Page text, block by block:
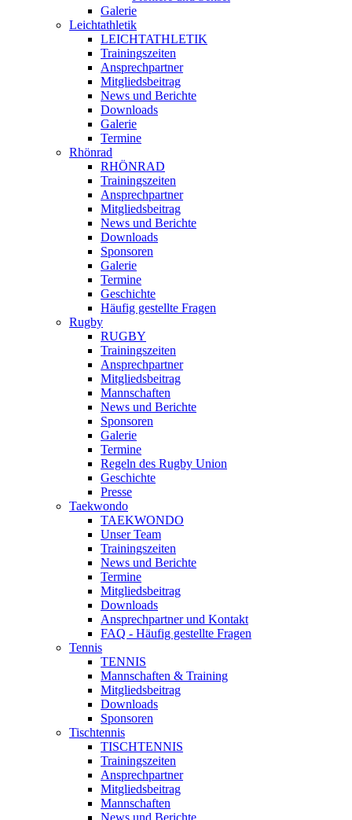
Galerie
Leichtathletik
LEICHTATHLETIK
Trainingszeiten
Ansprechpartner
Mitgliedsbeitrag
News und Berichte
Downloads
Galerie
Termine
Rhönrad
RHÖNRAD
Trainingszeiten
Ansprechpartner
Mitgliedsbeitrag
News und Berichte
Downloads
Sponsoren
Galerie
Termine
Geschichte
Häufig gestellte Fragen
Rugby
RUGBY
Trainingszeiten
Ansprechpartner
Mitgliedsbeitrag
Mannschaften
News und Berichte
Sponsoren
Galerie
Termine
Regeln des Rugby Union
Geschichte
Presse
Taekwondo
TAEKWONDO
Unser Team
Trainingszeiten
News und Berichte
Termine
Mitgliedsbeitrag
Downloads
Ansprechpartner und Kontakt
FAQ - Häufig gestellte Fragen
Tennis
TENNIS
Mannschaften & Training
Mitgliedsbeitrag
Downloads
Sponsoren
Tischtennis
TISCHTENNIS
Trainingszeiten
Ansprechpartner
Mitgliedsbeitrag
Mannschaften
News und Berichte